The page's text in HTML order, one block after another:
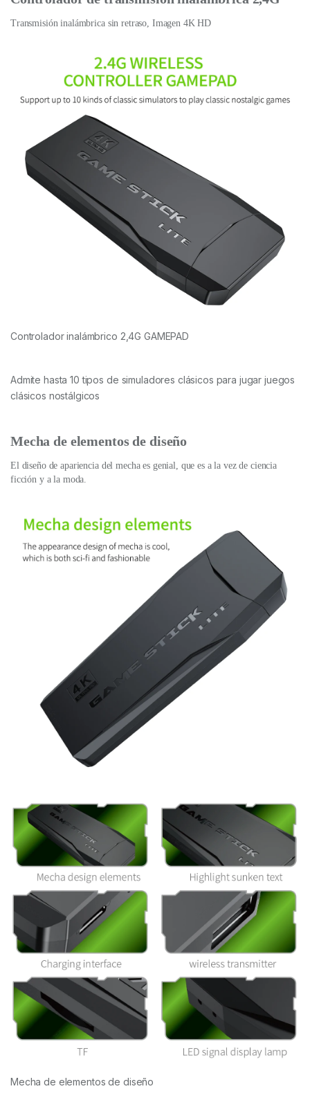
Transmisión inalámbrica sin retraso, Imagen 4K HD
Controlador inalámbrico 2,4G GAMEPAD
Admite hasta 10 tipos de simuladores clásicos para jugar juegos
clásicos nostálgicos
Mecha de elementos de diseño
El diseño de apariencia del mecha es genial, que es a la vez de ciencia
ficción y a la moda.
Mecha de elementos de diseño